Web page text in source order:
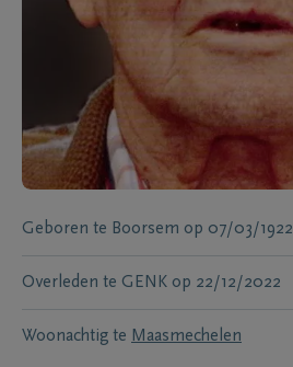
Geboren te Boorsem op 07/03/1922
Overleden te GENK op 22/12/2022
Woonachtig te Maasmechelen